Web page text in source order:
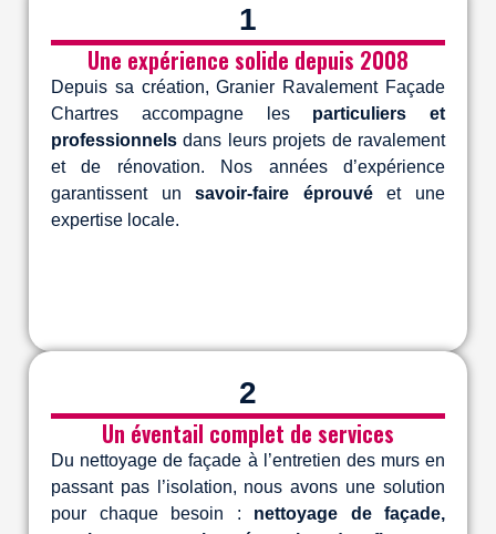
1
Une expérience solide depuis 2008
Depuis sa création, Granier Ravalement Façade
Chartres accompagne les particuliers et
professionnels dans leurs projets de ravalement
et de rénovation. Nos années d’expérience
garantissent unsavoir-faire éprouvéet une
expertise locale.
2
Un éventail complet de services
Du nettoyage de façade à l’entretien des murs en
passant pas l’isolation, nous avons une solution
pour chaque besoin : nettoyage de façade,